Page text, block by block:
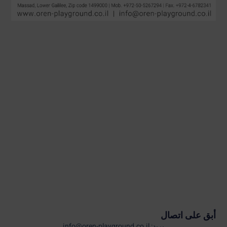
أبق على اتصال